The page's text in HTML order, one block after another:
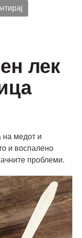
лек
на медот и
и воспалено
проблеми.